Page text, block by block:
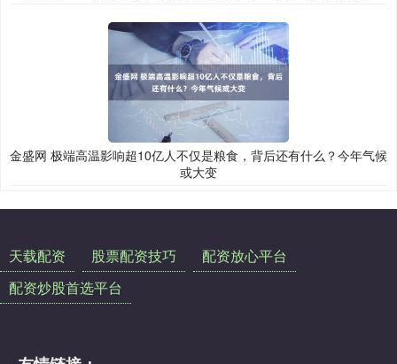
金盛网 极端高温影响超10亿人不仅是粮食，背后还有什么？今年气候
或大变
天载配资 股票配资技巧
配资放心平台
配资炒股首选平台